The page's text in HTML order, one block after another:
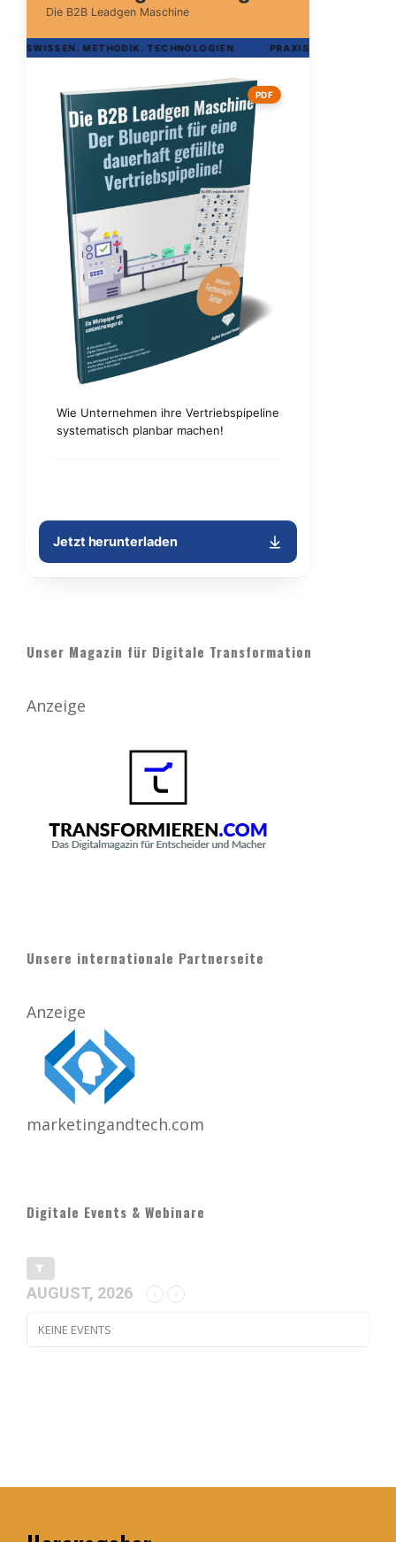
Unser Magazin für Digitale Transformation
Anzeige
Unsere internationale Partnerseite
Anzeige
marketingandtech.com
Digitale Events & Webinare
AUGUST, 2026
KEINE EVENTS